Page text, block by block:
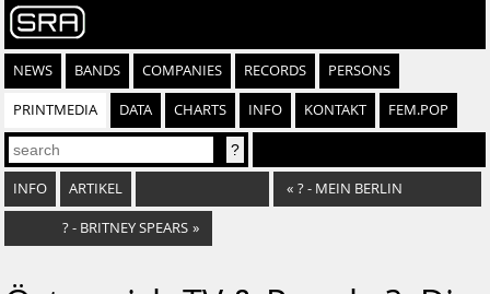
NEWS BANDS COMPANIES RECORDS PERSONS
PRINTMEDIA DATA CHARTS INFO KONTAKT FEM.POP
INFO ARTIKEL « ? - MEIN BERLIN
? - BRITNEY SPEARS »